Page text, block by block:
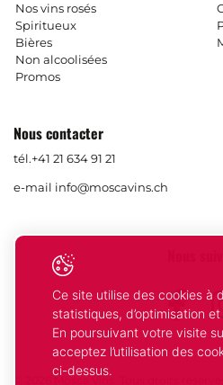
Nos vins rosés
Spiritueux
Bières
Non alcoolisées
Promos
Nous contacter
tél.+41 21 634 91 21
e-mail info@moscavins.ch
© 2026 Mosca Vins. Tous droits réservés
Ce site utilise des cookies à
statistiques, d’optimisation
En poursuivant votre visite
acceptez l’utilisation des
ci-dessus.